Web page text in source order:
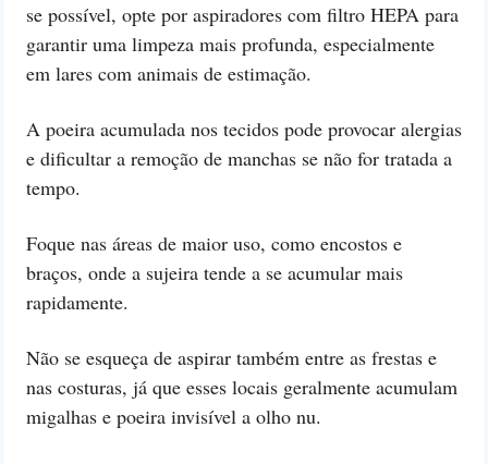
se possível, opte por aspiradores com filtro HEPA para
garantir uma limpeza mais profunda, especialmente
em lares com animais de estimação.
A poeira acumulada nos tecidos pode provocar alergias
e dificultar a remoção de manchas se não for tratada a
tempo.
Foque nas áreas de maior uso, como encostos e
braços, onde a sujeira tende a se acumular mais
rapidamente.
Não se esqueça de aspirar também entre as frestas e
nas costuras, já que esses locais geralmente acumulam
migalhas e poeira invisível a olho nu.